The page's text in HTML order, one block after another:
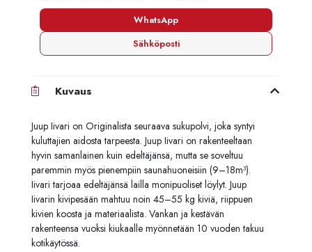
WhatsApp
Sähköposti
Kuvaus
Juup Iivari on Originalista seuraava sukupolvi, joka syntyi
kuluttajien aidosta tarpeesta. Juup Iivari on rakenteeltaan
hyvin samanlainen kuin edeltäjänsä, mutta se soveltuu
paremmin myös pienempiin saunahuoneisiin (9–18m³).
Iivari tarjoaa edeltäjänsä lailla monipuoliset löylyt. Juup
Iivarin kivipesään mahtuu noin 45–55 kg kiviä, riippuen
kivien koosta ja materiaalista. Vankan ja kestävän
rakenteensa vuoksi kiukaalle myönnetään 10 vuoden takuu
kotikäytössä.